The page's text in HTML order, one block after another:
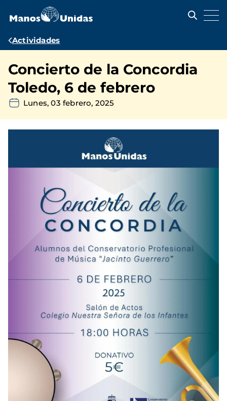
contenido
Ruta
navegación
Actividades
Concierto de la Concordia
Toledo, 6 de febrero
Lunes, 03 febrero, 2025